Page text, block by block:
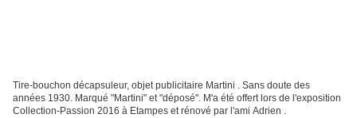
Tire-bouchon décapsuleur, objet publicitaire Martini . Sans doute des
années 1930. Marqué "Martini" et "déposé". M'a été offert lors de l'exposition
Collection-Passion 2016 à Etampes et rénové par l'ami Adrien .